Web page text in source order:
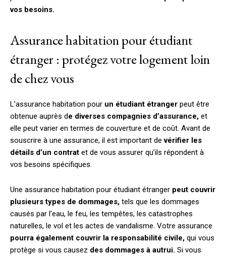
vos besoins.
Assurance habitation pour étudiant
étranger : protégez votre logement loin
de chez vous
L’assurance habitation pour un étudiant étranger peut être
obtenue auprès de diverses compagnies d’assurance, et
elle peut varier en termes de couverture et de coût. Avant de
souscrire à une assurance, il est important devérifier les
détails d’un contrat et de vous assurer qu’ils répondent à
vos besoins spécifiques.
Une assurance habitation pour étudiant étranger peut couvrir
plusieurs types de dommages, tels que les dommages
causés par l’eau, le feu, les tempêtes, les catastrophes
naturelles, le vol et les actes de vandalisme. Votre assurance
pourra également couvrir la responsabilité civile, qui vous
protège si vous causez des dommages à autrui. Si vous